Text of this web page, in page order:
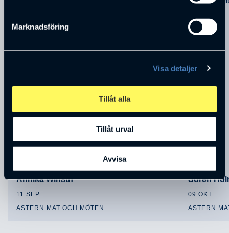
Marknadsföring
Visa detaljer
Tillåt alla
Tillåt urval
Avvisa
Annika Winsth
11 SEP
ASTERN MAT OCH MÖTEN
Sören
09 OKT
ASTERN